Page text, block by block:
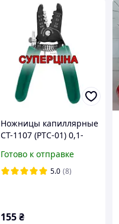
Ножницы капиллярные
CТ-1107 (PTC-01) 0,1-
Готово к отправке
5.0 (8)
155₴